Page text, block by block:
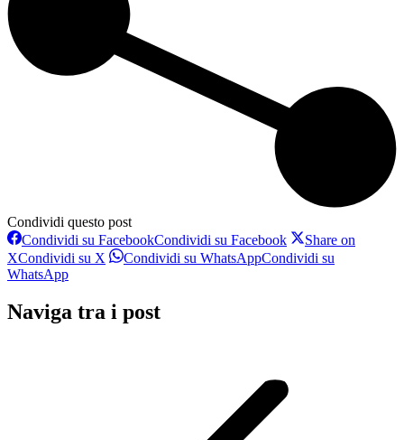
Condividi questo post
Condividi su FacebookCondividi su Facebook
Share on
XCondividi su X Condividi su WhatsAppCondividi su
WhatsApp
Naviga tra i post